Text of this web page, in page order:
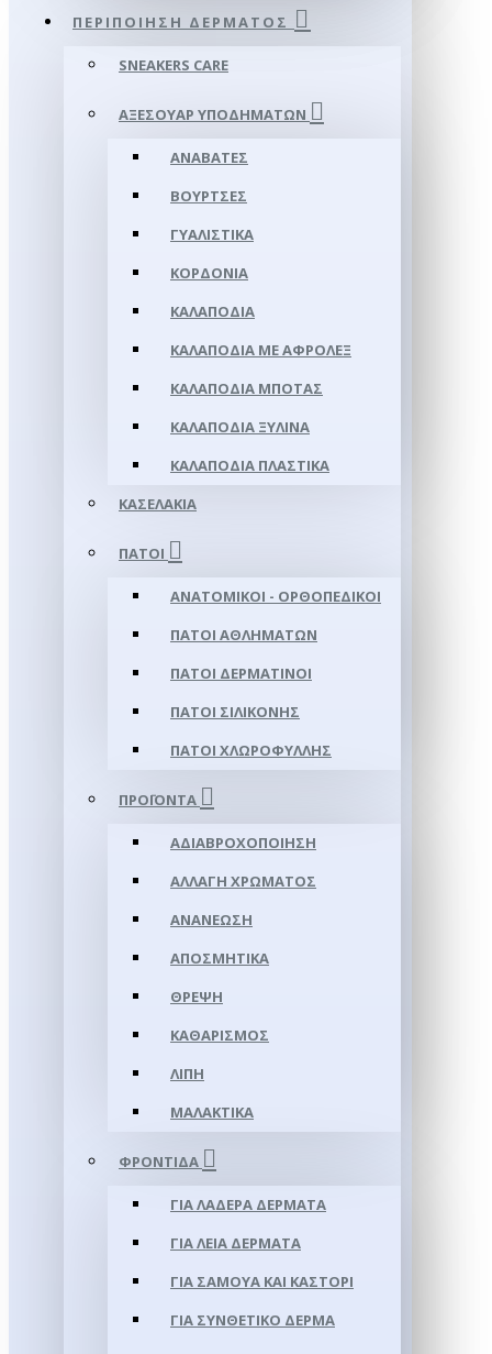
ΠΕΡΙΠΟΊΗΣΗ ΔΈΡΜΑΤΟΣ
SNEAKERS CARE
ΑΞΕΣΟΥΑΡ ΥΠΟΔΗΜΆΤΩΝ
ΑΝΑΒΆΤΕΣ
ΒΟΎΡΤΣΕΣ
ΓΥΑΛΙΣΤΙΚΆ
ΚΟΡΔΌΝΙΑ
ΚΑΛΑΠΌΔΙΑ
ΚΑΛΑΠΌΔΙΑ ΜΕ ΑΦΡΟΛΕΞ
ΚΑΛΑΠΌΔΙΑ ΜΠΌΤΑΣ
ΚΑΛΑΠΌΔΙΑ ΞΎΛΙΝΑ
ΚΑΛΑΠΌΔΙΑ ΠΛΑΣΤΙΚΆ
ΚΑΣΕΛΆΚΙΑ
ΠΆΤΟΙ
ΑΝΑΤΟΜΙΚΟΊ - ΟΡΘΟΠΕΔΙΚΟΊ
ΠΆΤΟΙ ΑΘΛΗΜΆΤΩΝ
ΠΆΤΟΙ ΔΕΡΜΆΤΙΝΟΙ
ΠΆΤΟΙ ΣΙΛΙΚΌΝΗΣ
ΠΆΤΟΙ ΧΛΩΡΟΦΎΛΛΗΣ
ΠΡΟΪΌΝΤΑ
ΑΔΙΑΒΡΟΧΟΠΟΊΗΣΗ
ΑΛΛΑΓΉ ΧΡΏΜΑΤΟΣ
ΑΝΑΝΈΩΣΗ
ΑΠΟΣΜΗΤΙΚΆ
ΘΡΈΨΗ
ΚΑΘΑΡΙΣΜΌΣ
ΛΊΠΗ
ΜΑΛΑΚΤΙΚΆ
ΦΡΟΝΤΊΔΑ
ΓΙΑ ΛΑΔΕΡΆ ΔΈΡΜΑΤΑ
ΓΙΑ ΛΕΊΑ ΔΈΡΜΑΤΑ
ΓΙΑ ΣΑΜΟΥΑ ΚΑΙ ΚΑΣΤΌΡΙ
ΓΙΑ ΣΥΝΘΕΤΙΚΌ ΔΈΡΜΑ